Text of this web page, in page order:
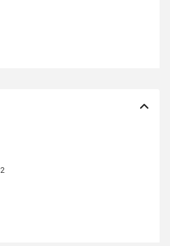
2